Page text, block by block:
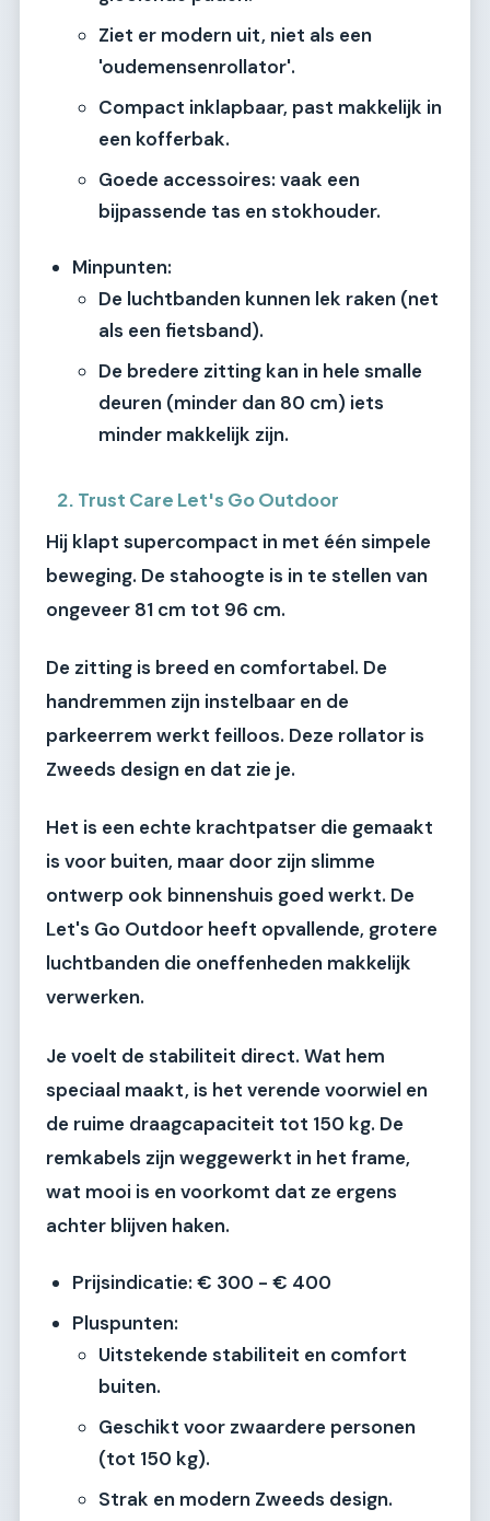
Ziet er modern uit, niet als een
'oudemensenrollator'.
Compact inklapbaar, past makkelijk in
een kofferbak.
Goede accessoires: vaak een
bijpassende tas en stokhouder.
Minpunten:
De luchtbanden kunnen lek raken (net
als een fietsband).
De bredere zitting kan in hele smalle
deuren (minder dan 80 cm) iets
minder makkelijk zijn.
2. Trust Care Let's Go Outdoor
Hij klapt supercompact in met één simpele
beweging. De stahoogte is in te stellen van
ongeveer 81 cm tot 96 cm.
De zitting is breed en comfortabel. De
handremmen zijn instelbaar en de
parkeerrem werkt feilloos. Deze rollator is
Zweeds design en dat zie je.
Het is een echte krachtpatser die gemaakt
is voor buiten, maar door zijn slimme
ontwerp ook binnenshuis goed werkt. De
Let's Go Outdoor heeft opvallende, grotere
luchtbanden die oneffenheden makkelijk
verwerken.
Je voelt de stabiliteit direct. Wat hem
speciaal maakt, is het verende voorwiel en
de ruime draagcapaciteit tot 150 kg. De
remkabels zijn weggewerkt in het frame,
wat mooi is en voorkomt dat ze ergens
achter blijven haken.
Prijsindicatie: € 300 - € 400
Pluspunten:
Uitstekende stabiliteit en comfort
buiten.
Geschikt voor zwaardere personen
(tot 150 kg).
Strak en modern Zweeds design.